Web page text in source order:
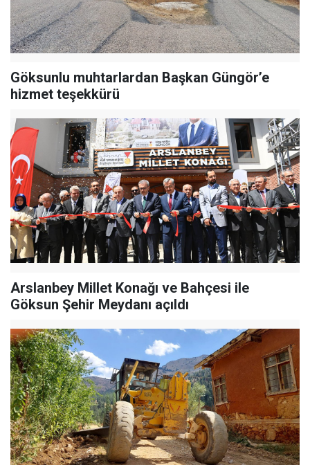
Göksunlu muhtarlardan Başkan Güngör’e
hizmet teşekkürü
Arslanbey Millet Konağı ve Bahçesi ile
Göksun Şehir Meydanı açıldı